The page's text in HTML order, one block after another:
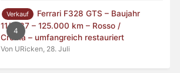
4
Verkauf
Ferrari F328 GTS – Baujahr
11/1987 – 125.000 km – Rosso /
Crema – umfangreich restauriert
Von URicken, 28. Juli